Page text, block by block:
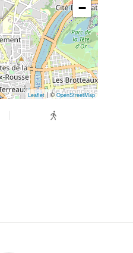
−
Leaflet| ©OpenStreetMap